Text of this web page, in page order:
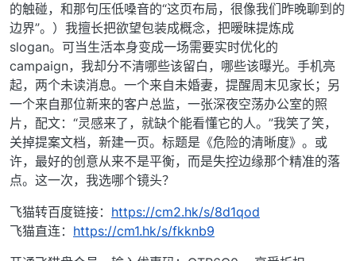
的触碰，和那句压低嗓音的“这页布局，很像我们昨晚聊到的
边界”。）我擅长把欲望包装成概念，把暧昧提炼成
slogan。可当生活本身变成一场需要实时优化的
campaign，我却分不清哪些该留白，哪些该曝光。手机亮
起，两个未读消息。一个来自未婚妻，提醒周末见家长；另
一个来自那位新来的客户总监，一张深夜空荡办公室的照
片，配文：“灵感来了，就缺个能看懂它的人。”我笑了笑，
关掉提案文档，新建一页。标题是《危险的清晰度》。或
许，最好的创意从来不是平衡，而是失控边缘那个精准的落
点。这一次，我选哪个镜头？
飞猫转百度链接： https://cm2.hk/s/8d1qod
飞猫直连： https://cm1.hk/s/fkknb9